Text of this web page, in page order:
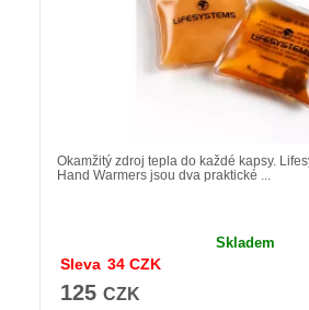
Okamžitý zdroj tepla do každé kapsy.
Hand Warmers jsou dva praktické ...
Skladem
125 CZK
Sleva 34 CZK